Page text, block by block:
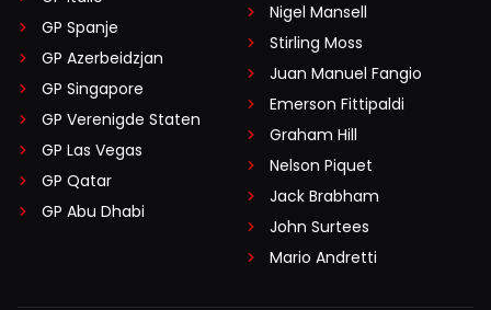
GP Spanje
GP Azerbeidzjan
GP Singapore
GP Verenigde Staten
GP Las Vegas
GP Qatar
GP Abu Dhabi
Nigel Mansell
Stirling Moss
Juan Manuel Fangio
Emerson Fittipaldi
Graham Hill
Nelson Piquet
Jack Brabham
John Surtees
Mario Andretti